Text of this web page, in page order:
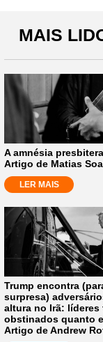
MAIS
A amnésia
Artigo de Matias
LER MAIS
Trump encontra
surpresa)
altura no Irã: líderes
obstinados quanto
Artigo de Andrew